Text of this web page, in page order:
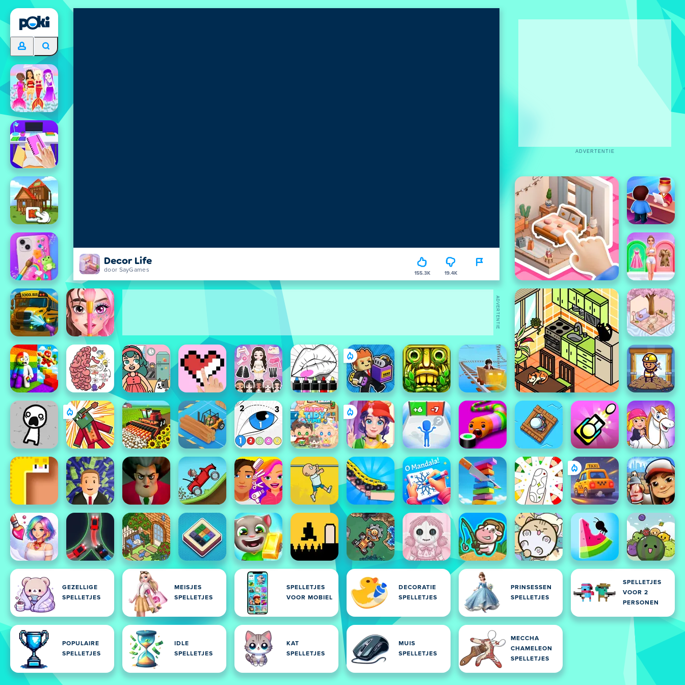
Decor Life
door SayGames 155.3K 19.4K
GEZELLIGE
SPELLETJES
MEISJES
SPELLETJES
SPELLETJES
VOOR MOBIEL
DECORATIE
SPELLETJES
PRINSESSEN
SPELLETJES
SPELLETJES
VOOR 2
PERSONEN
POPULAIRE
SPELLETJES
IDLE
SPELLETJES
KAT
SPELLETJES
MUIS
SPELLETJES
MECCHA
CHAMELEON
SPELLETJES
ADVERTENTIE
ADVERTENTIE